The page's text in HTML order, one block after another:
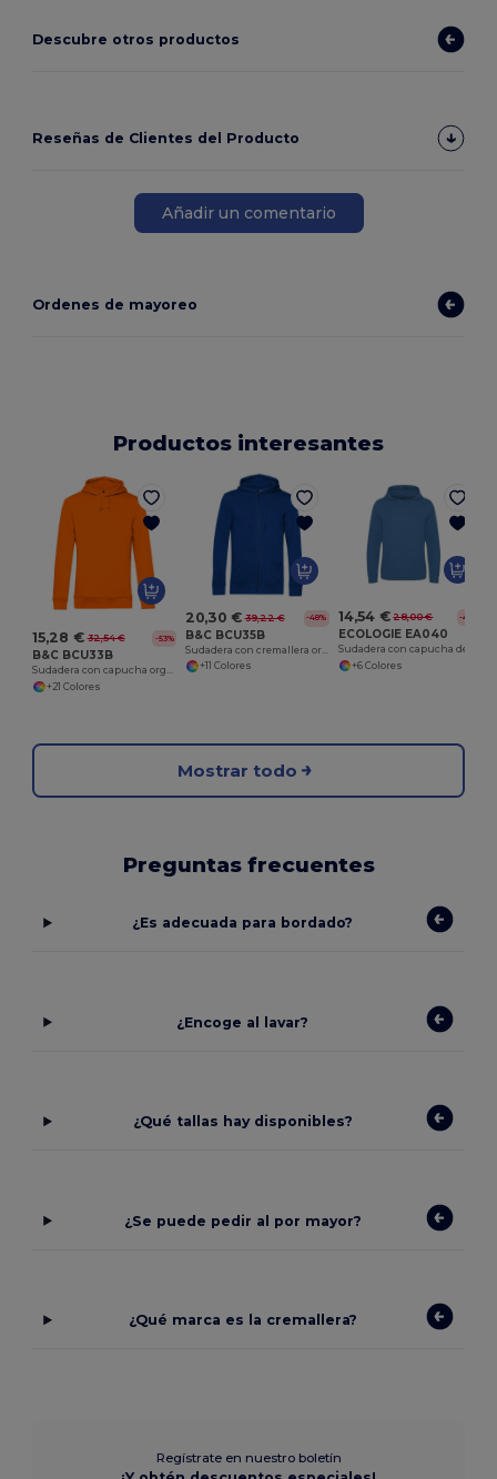
Descubre otros productos
Reseñas de Clientes del Producto
Añadir un comentario
Ordenes de mayoreo
Productos interesantes
15,28 € 32,54 € -53%
B&C BCU33B
Sudadera con capucha orgánica
+21 Colores
20,30 € 39,22 € -48%
B&C BCU35B
+11 Colores
14,54 € 28,00 € -48%
ECOLOGIE EA040
+6 Colores
Mostrar todo
Preguntas frecuentes
¿Es adecuada para bordado?
¿Encoge al lavar?
¿Qué tallas hay disponibles?
¿Se puede pedir al por mayor?
¿Qué marca es la cremallera?
Regístrate en nuestro boletín